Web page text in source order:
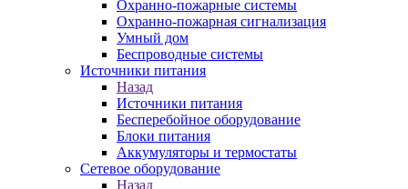
Охранно-пожарные системы
Охранно-пожарная сигнализация
Умный дом
Беспроводные системы
Источники питания
Назад
Источники питания
Бесперебойное оборудование
Блоки питания
Аккумуляторы и термостаты
Сетевое оборудование
Назад